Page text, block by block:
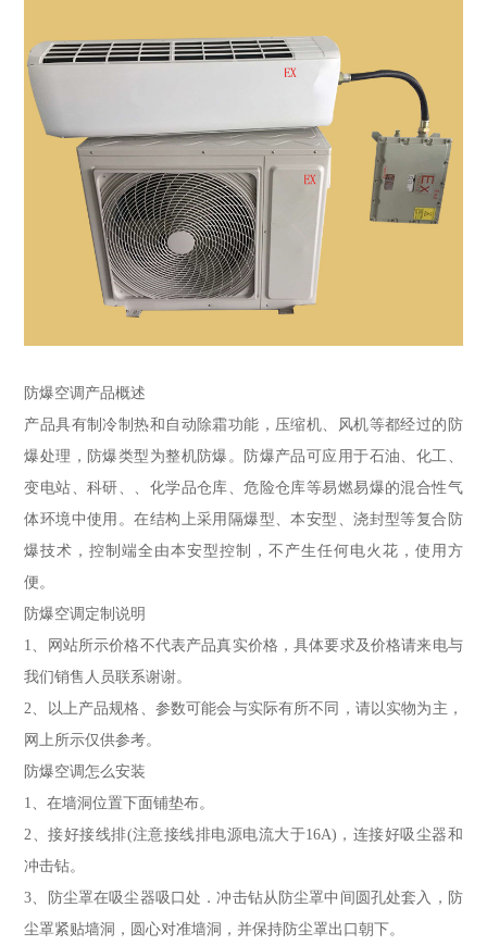
防爆空调产品概述
产品具有制冷制热和自动除霜功能，压缩机、风机等都经过的防
爆处理，防爆类型为整机防爆。防爆产品可应用于石油、化工、
变电站、科研、、化学品仓库、危险仓库等易燃易爆的混合性气
体环境中使用。在结构上采用隔爆型、本安型、浇封型等复合防
爆技术，控制端全由本安型控制，不产生任何电火花，使用方
便。
防爆空调定制说明
1、网站所示价格不代表产品真实价格，具体要求及价格请来电与
我们销售人员联系谢谢。
2、以上产品规格、参数可能会与实际有所不同，请以实物为主，
网上所示仅供参考。
防爆空调怎么安装
1、在墙洞位置下面铺垫布。
2、接好接线排(注意接线排电源电流大于16A)，连接好吸尘器和
冲击钻。
3、防尘罩在吸尘器吸口处．冲击钻从防尘罩中间圆孔处套入，防
尘罩紧贴墙洞，圆心对准墙洞，并保持防尘罩出口朝下。